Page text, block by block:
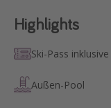
Highlights
Ski-Pass inklusive
Außen-Pool